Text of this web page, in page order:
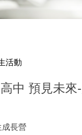
活動
中 預見未
成長營